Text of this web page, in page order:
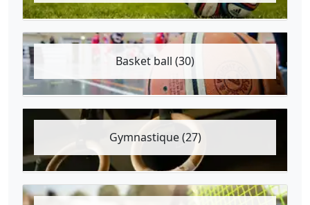
Basket ball (30)
Gymnastique (27)